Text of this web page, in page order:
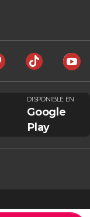
DISPONIBLE EN
Google
Play